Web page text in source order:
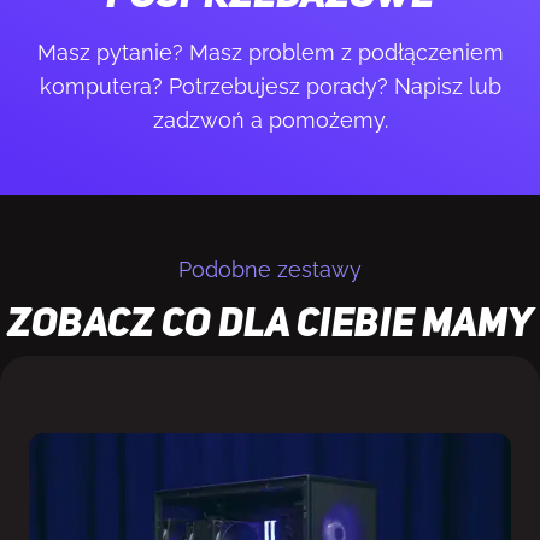
Chłodzenie
Chłodzenie powietrzne premium o
maksymalnym poziomie hałasu 26.8 dBA
System operacyjny
Masz pytanie? Masz problem z podłączeniem
komputera? Potrzebujesz porady? Napisz lub
zadzwoń a pomożemy.
Podobne zestawy
Zobacz co dla Ciebie mamy